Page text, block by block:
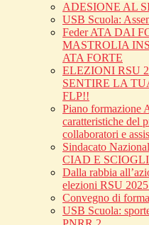
ADESIONE AL
USB Scuola:
Feder ATA DAI
MASTROLIA
ATA FORTE
ELEZIONI RSU
SENTIRE LA
FLP!!
Piano formazione
caratteristiche del
collaboratori e
Sindacato
CIAD E
Dalla rabbia
elezioni RSU
Convegno di
USB Scuola: